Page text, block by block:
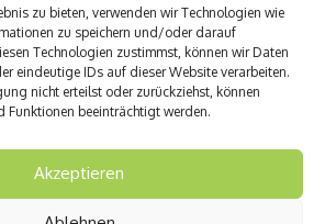
zu bieten, verwenden wir Technologien wie
zu speichern und/oder darauf
Technologien zustimmst, können wir Daten
eindeutige IDs auf dieser Website verarbeiten.
nicht erteilst oder zurückziehst, können
Funktionen beeinträchtigt werden.
Akzeptieren
Mehrwertsteuer von 16
Zeit vom 31. Oktober bis 09.
Euro – die neun Prozent bereits
10. November bei den